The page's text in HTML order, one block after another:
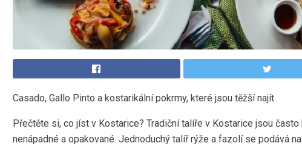
Casado, Gallo Pinto a kostarikální pokrmy, které jsou těžší najít
Přečtěte si, co jíst v Kostarice? Tradiční talíře v Kostarice jsou
nenápadné a opakované. Jednoduchý talíř rýže a fazolí se podává